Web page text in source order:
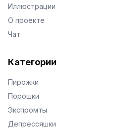
Иллюстрации
О проекте
Чат
Категории
Пирожки
Порошки
Экспромты
Депрессяшки